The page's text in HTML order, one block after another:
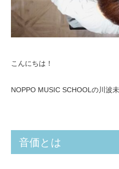
こんにちは！
NOPPO MUSIC SCHOOLの川波
音価とは